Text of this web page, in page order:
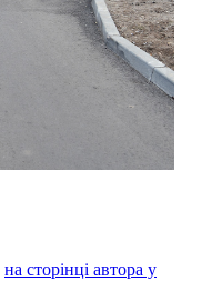
на сторінці автора у